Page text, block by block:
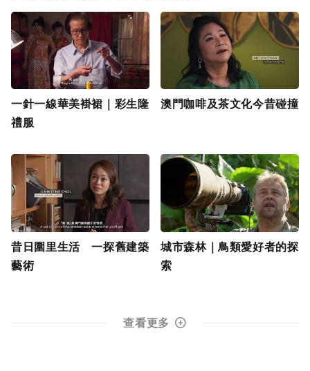
一針一線華美褂裙｜彩生隆
禮服
澳門咖啡及茶文化今昔碰撞
昔日圍里生活 一探舊建築
藝術
城市森林｜鳥類愛好者的探
索
查看更多